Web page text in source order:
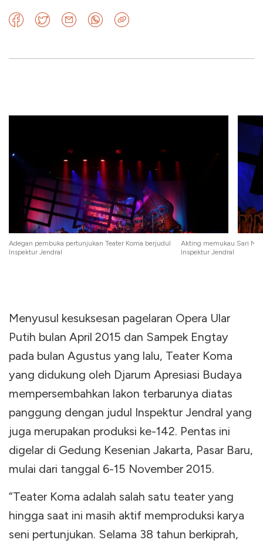
Adegan pembuka pertunjukan Teater Koma berjudul
Inspektur Jendral
Akting memukau Sari
Inspektur Jendral
Menyusul kesuksesan pagelaran Opera Ular
Putih bulan April 2015 dan Sampek Engtay
pada bulan Agustus yang lalu, Teater Koma
yang didukung oleh Djarum Apresiasi Budaya
mempersembahkan lakon terbarunya diatas
panggung dengan judul Inspektur Jendral yang
juga merupakan produksi ke-142. Pentas ini
digelar di Gedung Kesenian Jakarta, Pasar Baru,
mulai dari tanggal 6-15 November 2015.
“Teater Koma adalah salah satu teater yang
hingga saat ini masih aktif memproduksi karya
seni pertunjukan. Selama 38 tahun berkiprah,